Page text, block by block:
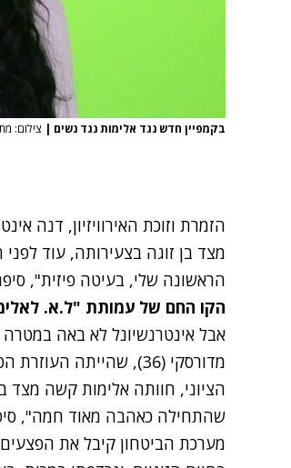
בקמפיין חדש נגד אלימות נגד נשים | צילום:
הזמרת וזוכת האירוויזיון, דנה
הראשונה שלי, בעיטה פיזית",
הקו החם של עמותת "ל.א.
אבל אינטרנשיונל לא באה
מדורסקי (36), שהייתה
הציוני, חוותה אלימות קשה מצד
שהתחילה כאהבה מאוד חמה",
מערכת הביטחון קיבל את